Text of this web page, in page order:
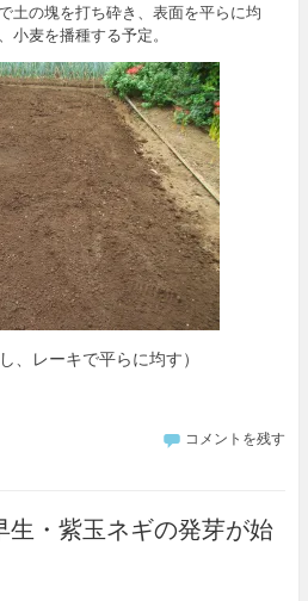
土の塊を打ち砕き、表面を平らに均
麦を播種する予定。
、レーキで平らに均す）
コメントを残す
生・紫玉ネギの発芽が始